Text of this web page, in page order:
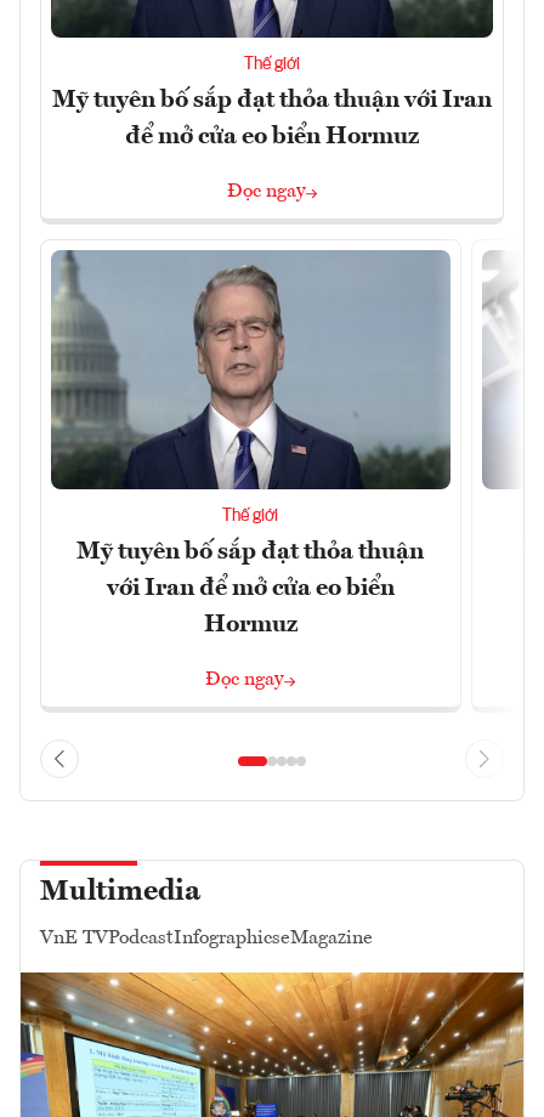
Thế giới
Mỹ tuyên bố sắp đạt thỏa thuận với Iran
để mở cửa eo biển Hormuz
Đọc ngay
Thế giới
Mỹ tuyên bố sắp đạt thỏa thuận
với Iran để mở cửa eo biển
Hormuz
Đọc ngay
Multimedia
VnE TVPodcastInfographicseMagazine